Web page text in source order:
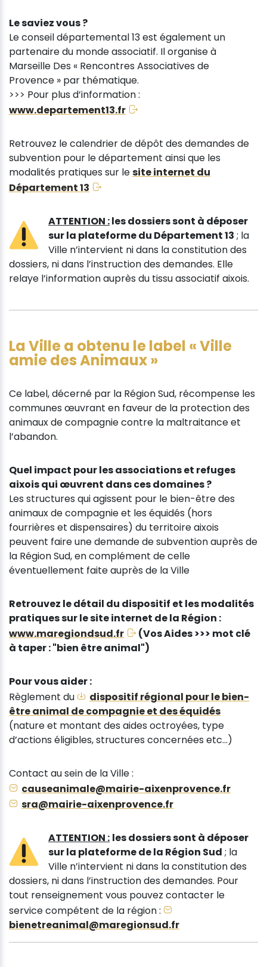
Le saviez vous ?
Le conseil départemental 13 est également un
partenaire du monde associatif. Il organise à
Marseille Des « Rencontres Associatives de
Provence » par thématique.
>>> Pour plus d’information :
www.departement13.fr
Retrouvez le calendrier de dépôt des demandes de
subvention pour le département ainsi que les
modalités pratiques sur lesite internet du
Département 13
ATTENTION :les dossiers sont à déposer
sur la plateforme du Département 13 ; la
Ville n’intervient ni dans la constitution des
dossiers, ni dans l’instruction des demandes. Elle
relaye l’information auprès du tissu associatif aixois.
La Ville a obtenu le label « Ville
amie des Animaux »
Ce label, décerné par la Région Sud, récompense les
communes œuvrant en faveur de la protection des
animaux de compagnie contre la maltraitance et
l’abandon.
Quel impact pour les associations et refuges
aixois qui œuvrent dans ces domaines ?
Les structures qui agissent pour le bien-être des
animaux de compagnie et les équidés (hors
fourrières et dispensaires) du territoire aixois
peuvent faire une demande de subvention auprès de
la Région Sud, en complément de celle
éventuellement faite auprès de la Ville
Retrouvez le détail du dispositif et les modalités
pratiques sur le site internet de la Région :
www.maregiondsud.fr
(Vos Aides >>> mot clé
à taper : "bien être animal")
Pour vous aider :
Règlement du
dispositif régional pour le bien-
être animal de compagnie et des équidés
(nature et montant des aides octroyées, type
d’actions éligibles, structures concernées etc…)
Contact au sein de la Ville :
causeanimale@mairie-aixenprovence.fr
sra@mairie-aixenprovence.fr
ATTENTION : les dossiers sont à déposer
sur la plateforme de la Région Sud ; la
Ville n’intervient ni dans la constitution des
dossiers, ni dans l’instruction des demandes. Pour
tout renseignement vous pouvez contacter le
service compétent de la région :
bienetreanimal@maregionsud.fr